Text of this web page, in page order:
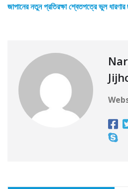
জাপানের নতুন প্রতিরক্ষা শ্বেতপত্রে ভুল